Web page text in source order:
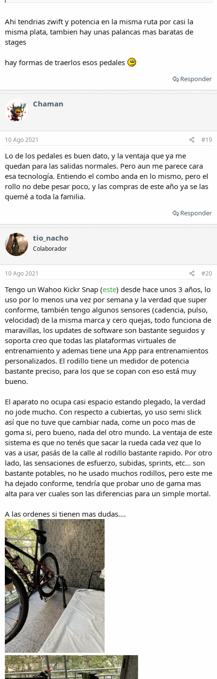
Ahi tendrias zwift y potencia en la misma ruta por casi la
misma plata, tambien hay unas palancas mas baratas de
stages
hay formas de traerlos esos pedales
Responder
Chaman
10 Ago 2021 #19
Lo de los pedales es buen dato, y la ventaja que ya me
quedan para las salidas normales. Pero aun me parece cara
esa tecnología. Entiendo el combo anda en lo mismo, pero el
rollo no debe pesar poco, y las compras de este año ya se las
quemé a toda la familia.
Responder
tio_nacho
Colaborador
10 Ago 2021 #20
Tengo un Wahoo Kickr Snap (este) desde hace unos 3 años, lo
uso por lo menos una vez por semana y la verdad que super
conforme, también tengo algunos sensores (cadencia, pulso,
velocidad) de la misma marca y cero quejas, todo funciona de
maravillas, los updates de software son bastante seguidos y
soporta creo que todas las plataformas virtuales de
entrenamiento y ademas tiene una App para entrenamientos
personalizados. El rodillo tiene un medidor de potencia
bastante preciso, para los que se copan con eso está muy
bueno.
El aparato no ocupa casi espacio estando plegado, la verdad
no jode mucho. Con respecto a cubiertas, yo uso semi slick
así que no tuve que cambiar nada, come un poco mas de
goma si, pero bueno, nada del otro mundo. La ventaja de este
sistema es que no tenés que sacar la rueda cada vez que lo
vas a usar, pasás de la calle al rodillo bastante rapido. Por otro
lado, las sensaciones de esfuerzo, subidas, sprints, etc... son
bastante potables, no he usado muchos rodillos, pero este me
ha dejado conforme, tendría que probar uno de gama mas
alta para ver cuales son las diferencias para un simple mortal.
A las ordenes si tienen mas dudas....